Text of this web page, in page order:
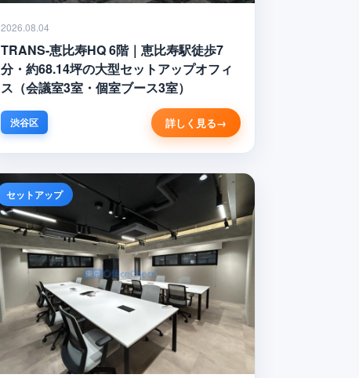
2026.08.04
TRANS-恵比寿HQ 6階｜恵比寿駅徒歩7
分・約68.14坪の大型セットアップオフィ
ス（会議室3室・個室ブース3室）
渋谷区 詳しく見る
セットアップ